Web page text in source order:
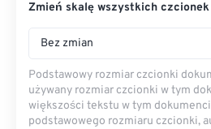
Zmień skalę wszystkich
Bez zmian
Podstawowy rozmiar czcionki
używany rozmiar czcionki w tym
większości tekstu w tym
podstawowego rozmiaru czcionki,